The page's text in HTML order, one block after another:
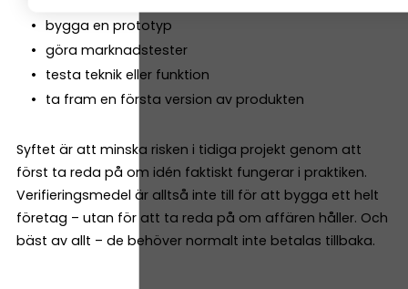
bygga en prototyp
göra marknadstester
testa teknik eller funktion
ta fram en första version av produkten
Syftet är att minska risken i tidiga projekt genom att
först ta reda på om idén faktiskt fungerar i praktiken.
Verifieringsmedel är alltså inte till för att bygga ett helt
företag – utan för att ta reda på om affären håller. Och
bäst av allt – de behöver normalt inte betalas tillbaka.